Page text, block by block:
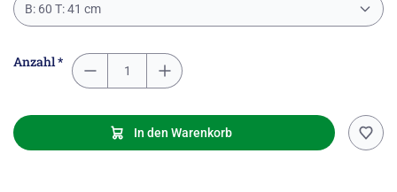
B: 60 T: 41 cm
Anzahl *
In den Warenkorb